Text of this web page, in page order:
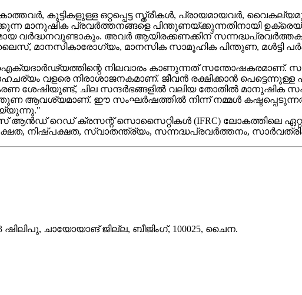
കുട്ടികളുള്ള ഒറ്റപ്പെട്ട സ്ത്രീകൾ, പ്രായമായവർ,
മാനുഷിക പ്രവർത്തനങ്ങളെ പിന്തുണയ്ക്കുന്നതിനായി
വർദ്ധനവുണ്ടാകും. അവർ ആയിരക്കണക്കിന്
മാനസികാരോഗ്യം, മാനസിക സാമൂഹിക പിന്തുണ, മൾട്ടി
ഐക്യദാർഢ്യത്തിന്റെ നിലവാരം കാണുന്നത് സന്തോഷകരമാണ്.
വളരെ നിരാശാജനകമാണ്. ജീവൻ രക്ഷിക്കാൻ
ശേഷിയുണ്ട്, ചില സന്ദർഭങ്ങളിൽ വലിയ തോതിൽ മാനുഷിക
ആവശ്യമാണ്. ഈ സംഘർഷത്തിൽ നിന്ന് നമ്മൾ
റെഡ് ക്രസന്റ് സൊസൈറ്റികൾ (IFRC) ലോകത്തിലെ
നിഷ്പക്ഷത, സ്വാതന്ത്ര്യം, സന്നദ്ധപ്രവർത്തനം,
ചായോയാങ് ജില്ല, ബീജിംഗ്, 100025, ചൈന.